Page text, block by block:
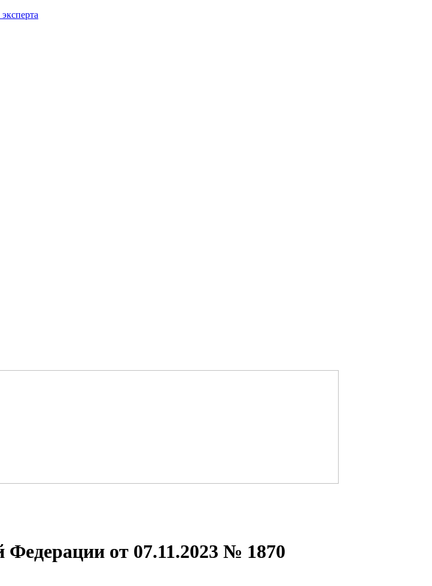
Федерации от 07.11.2023 № 1870